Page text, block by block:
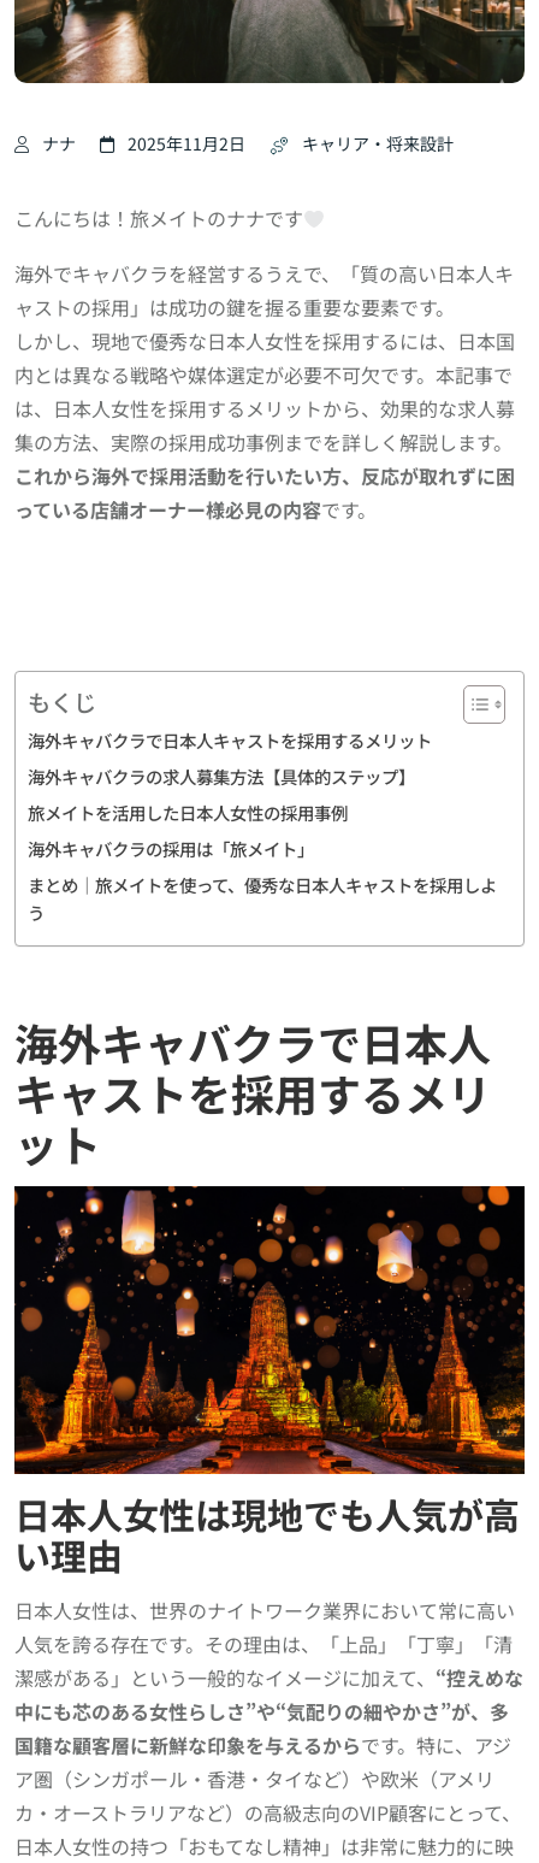
ナナ 2025年11月2日 キャリア・将来設計
こんにちは！旅メイトのナナです
海外でキャバクラを経営するうえで、「質の高い日本人キ
ャストの採用」は成功の鍵を握る重要な要素です。
しかし、現地で優秀な日本人女性を採用するには、日本国
内とは異なる戦略や媒体選定が必要不可欠です。本記事で
は、日本人女性を採用するメリットから、効果的な求人募
集の方法、実際の採用成功事例までを詳しく解説します。
これから海外で採用活動を行いたい方、反応が取れずに困
っている店舗オーナー様必見の内容です。
もくじ
海外キャバクラで日本人キャストを採用するメリット
海外キャバクラの求人募集方法【具体的ステップ】
旅メイトを活用した日本人女性の採用事例
海外キャバクラの採用は「旅メイト」
まとめ｜旅メイトを使って、優秀な日本人キャストを採用しよ
う
海外キャバクラで日本人
キャストを採用するメリ
ット
日本人女性は現地でも人気が高
い理由
日本人女性は、世界のナイトワーク業界において常に高い
人気を誇る存在です。その理由は、「上品」「丁寧」「清
潔感がある」という一般的なイメージに加えて、 “控えめな
中にも芯のある女性らしさ”や“気配りの細やかさ”が、多
国籍な顧客層に新鮮な印象を与えるからです。特に、アジ
ア圏（シンガポール・香港・タイなど）や欧米（アメリ
カ・オーストラリアなど）の高級志向のVIP顧客にとって、
日本人女性の持つ「おもてなし精神」は非常に魅力的に映